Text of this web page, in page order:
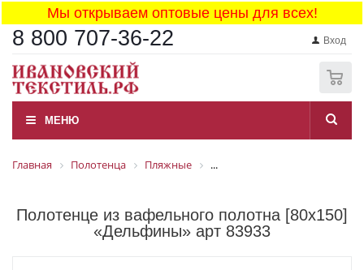
Мы открываем оптовые цены для всех!
8 800 707-36-22 Вход
МЕНЮ
Главная Полотенца Пляжные ...
Полотенце из вафельного полотна [80x150]
«Дельфины» арт 83933